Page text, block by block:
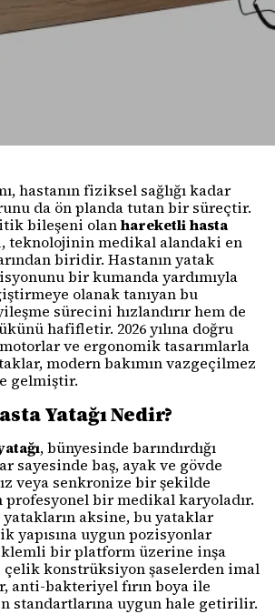
hastanın fiziksel sağlığı kadar
da ön planda tutan bir süreçtir.
bileşeni olanhareketli hasta
teknolojinin medikal alandaki en
biridir. Hastanın yatak
bir kumanda yardımıyla
olanak tanıyan bu
sürecini hızlandırır hem de
hafifletir. 2026 yılına doğru
ve ergonomik tasarımlarla
modern bakımın vazgeçilmez
gelmiştir.
Yatağı Nedir?
, bünyesinde barındırdığı
sayesinde baş, ayak ve gövde
veya senkronize bir şekilde
bir medikal karyoladır.
aksine, bu yataklar
yapısına uygun pozisyonlar
bir platform üzerine inşa
konstrüksiyon şaselerden imal
anti-bakteriyel fırın boya ile
standartlarına uygun hale getirilir.